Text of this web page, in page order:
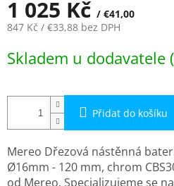
1 025 Kč / €41,00
847 Kč / €33,88 bez DPH
cena:
Skladem u dodavatele
Přidat do košíku
Mereo Dřezová nástěnná
Ø16mm - 120 mm, chrom
od Mereo. Specializujeme se